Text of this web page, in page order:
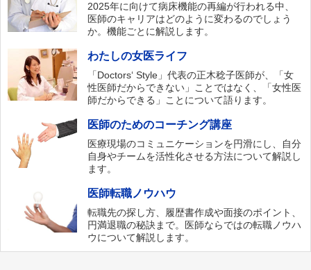
2025年に向けて病床機能の再編が行われる中、
医師のキャリアはどのように変わるのでしょう
か。機能ごとに解説します。
わたしの女医ライフ
「Doctors‘ Style」代表の正木稔子医師が、「女
性医師だからできない」ことではなく、「女性医
師だからできる」ことについて語ります。
医師のためのコーチング講座
医療現場のコミュニケーションを円滑にし、自分
自身やチームを活性化させる方法について解説し
ます。
医師転職ノウハウ
転職先の探し方、履歴書作成や面接のポイント、
円満退職の秘訣まで。医師ならではの転職ノウハ
ウについて解説します。